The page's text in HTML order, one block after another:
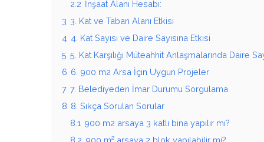
2.2 İnşaat Alanı Hesabı:
3 3. Kat ve Taban Alanı Etkisi
4 4. Kat Sayısı ve Daire Sayısına Etkisi
5 5. Kat Karşılığı Müteahhit Anlaşmalarında Daire
6 6. 900 m2 Arsa İçin Uygun Projeler
7 7. Belediyeden İmar Durumu Sorgulama
8 8. Sıkça Sorulan Sorular
8.1 900 m2 arsaya 3 katlı bina yapılır mı?
8.2 900 m² arsaya 2 blok yapılabilir mi?